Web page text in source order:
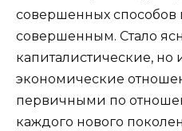
совершенных способов
совершенным. Стало
капиталистические, но
экономические
первичными по
каждого нового